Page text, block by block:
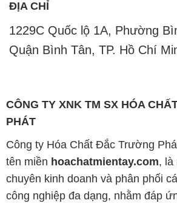
ĐỊA CHỈ
1229C Quốc lộ 1A, Phường
Quận Bình Tân, TP. Hồ Chí
CÔNG TY XNK TM SX HÓA
PHÁT
Công ty Hóa Chất Đắc Trường
tên miền hoachatmientay.com, là
chuyên kinh doanh và phân phối
công nghiệp đa dạng, nhằm đáp